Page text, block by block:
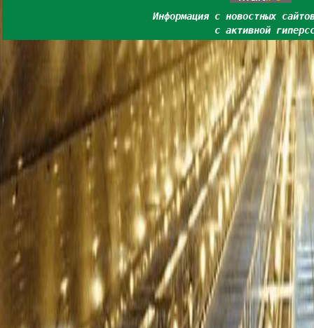
Информация с новостных
с активной